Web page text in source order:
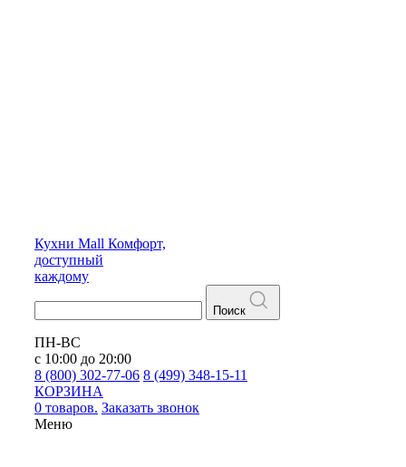
Кухни Mall Комфорт,
доступный
каждому
Поиск
ПН-ВС
с 10:00 до 20:00
8 (800) 302-77-06 8 (499) 348-15-11
КОРЗИНА
0 товаров. Заказать звонок
Меню